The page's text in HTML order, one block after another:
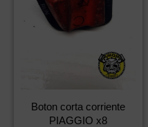
Boton corta corriente
PIAGGIO x8